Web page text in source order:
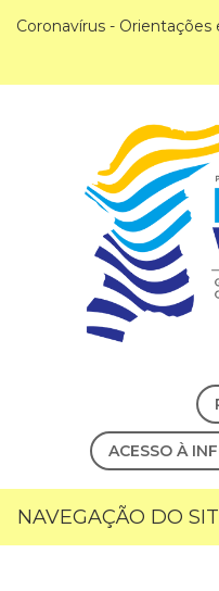
Coronavírus -
ACESSO À
NAVEGAÇÃO DO